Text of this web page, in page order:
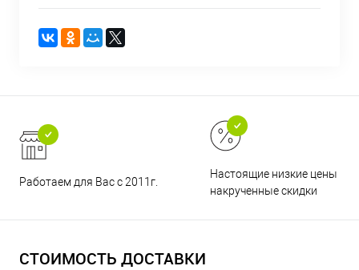
Работаем для Вас с 2011г.
Настоящие низкие цены и
накрученные скидки
СТОИМОСТЬ ДОСТАВКИ